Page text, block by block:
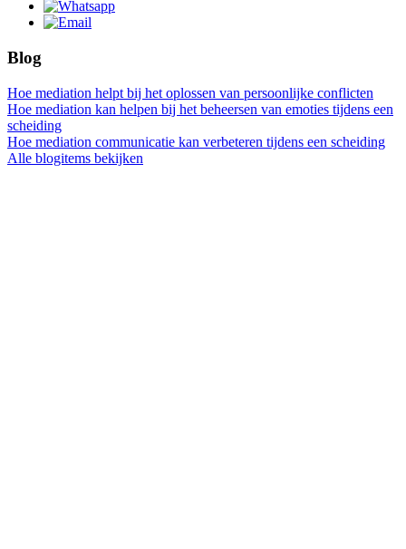
Blog
Hoe mediation helpt bij het oplossen van persoonlijke conflicten
Hoe mediation kan helpen bij het beheersen van emoties tijdens een
scheiding
Hoe mediation communicatie kan verbeteren tijdens een scheiding
Alle blogitems bekijken